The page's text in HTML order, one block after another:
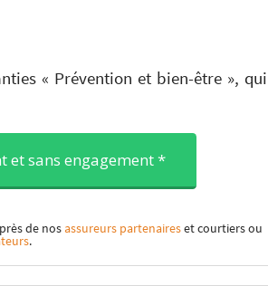
« Prévention et bien-être », qui
et sans engagement *
de nosassureurs partenaireset courtiers ou
.